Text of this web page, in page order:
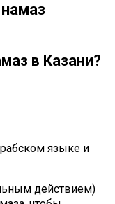
в Казани?
языке и
действием)